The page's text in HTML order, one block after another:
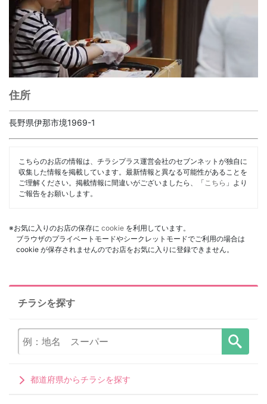
住所
長野県伊那市境1969-1
こちらのお店の情報は、チラシプラス運営会社のセブンネットが独自に
収集した情報を掲載しています。最新情報と異なる可能性があることを
ご理解ください。掲載情報に間違いがございましたら、「 こちら 」より
ご報告をお願いします。
※お気に入りのお店の保存に cookie を利用しています。
ブラウザのプライベートモードやシークレットモードでご利用の場合は
cookie が保存されませんのでお店をお気に入りに登録できません。
チラシを探す
都道府県からチラシを探す